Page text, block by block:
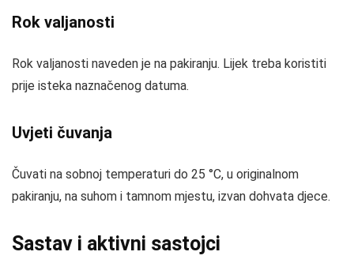
Rok valjanosti
Rok valjanosti naveden je na pakiranju. Lijek treba koristiti
prije isteka naznačenog datuma.
Uvjeti čuvanja
Čuvati na sobnoj temperaturi do 25 °C, u originalnom
pakiranju, na suhom i tamnom mjestu, izvan dohvata djece.
Sastav i aktivni sastojci